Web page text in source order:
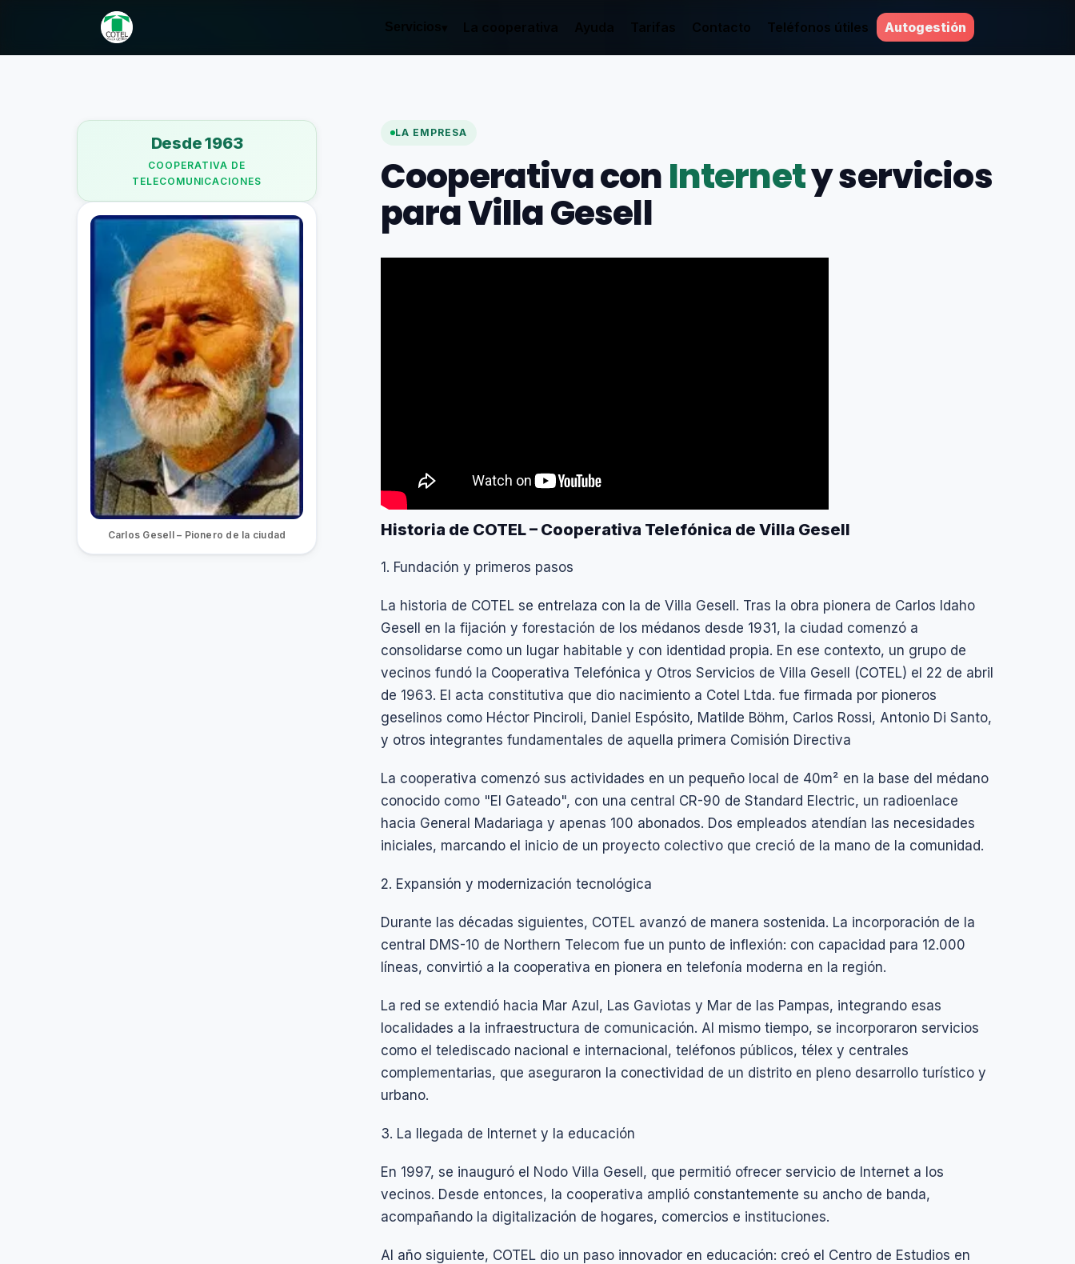
Servicios Tarifas Contacto Teléfonos útiles Autogestión
Desde 1963
COOPERATIVA DE
TELECOMUNICACIONES
Carlos Gesell – Pionero de la ciudad
LA EMPRESA
Cooperativa conInternety servicios
para Villa Gesell
Historia de COTEL – Cooperativa Telefónica de Villa Gesell
1. Fundación y primeros pasos
La historia de COTEL se entrelaza con la de Villa Gesell. Tras la obra pionera de Carlos Idaho
Gesell en la fijación y forestación de los médanos desde 1931, la ciudad comenzó a
consolidarse como un lugar habitable y con identidad propia. En ese contexto, un grupo de
vecinos fundó la Cooperativa Telefónica y Otros Servicios de Villa Gesell (COTEL) el 22 de abril
de 1963. El acta constitutiva que dio nacimiento a Cotel Ltda. fue firmada por pioneros
geselinos como Héctor Pinciroli, Daniel Espósito, Matilde Böhm, Carlos Rossi, Antonio Di Santo,
y otros integrantes fundamentales de aquella primera Comisión Directiva
La cooperativa comenzó sus actividades en un pequeño local de 40m² en la base del médano
conocido como "El Gateado", con una central CR-90 de Standard Electric, un radioenlace
hacia General Madariaga y apenas 100 abonados. Dos empleados atendían las necesidades
iniciales, marcando el inicio de un proyecto colectivo que creció de la mano de la comunidad.
2. Expansión y modernización tecnológica
Durante las décadas siguientes, COTEL avanzó de manera sostenida. La incorporación de la
central DMS-10 de Northern Telecom fue un punto de inflexión: con capacidad para 12.000
líneas, convirtió a la cooperativa en pionera en telefonía moderna en la región.
La red se extendió hacia Mar Azul, Las Gaviotas y Mar de las Pampas, integrando esas
localidades a la infraestructura de comunicación. Al mismo tiempo, se incorporaron servicios
como el telediscado nacional e internacional, teléfonos públicos, télex y centrales
complementarias, que aseguraron la conectividad de un distrito en pleno desarrollo turístico y
urbano.
3. La llegada de Internet y la educación
En 1997, se inauguró el Nodo Villa Gesell, que permitió ofrecer servicio de Internet a los
vecinos. Desde entonces, la cooperativa amplió constantemente su ancho de banda,
acompañando la digitalización de hogares, comercios e instituciones.
Al año siguiente, COTEL dio un paso innovador en educación: creó el Centro de Estudios en